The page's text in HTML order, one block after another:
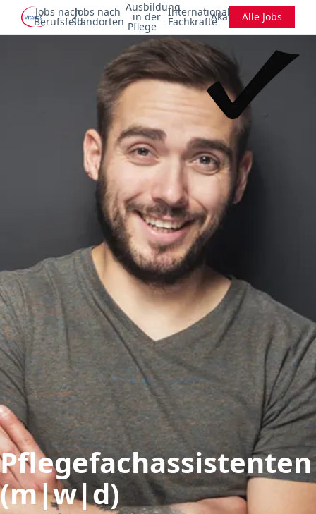
Jobs nach
Berufsfeld
Jobs nach
Standorten
Ausbildung
in der
Pflege
Internationale
FachkräfteAkademieAlle Jobs
Pflegefachassistenten
(m|w|d)